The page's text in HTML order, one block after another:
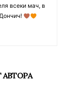
всеки мач, в